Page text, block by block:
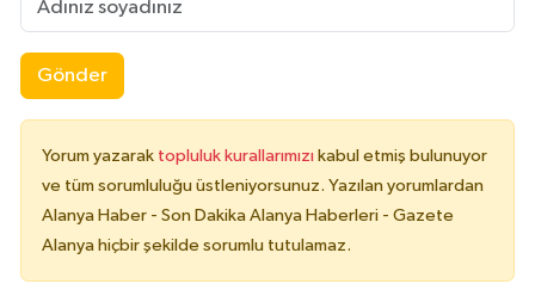
Gönder
Yorum yazarak topluluk kurallarımızı kabul etmiş bulunuyor
ve tüm sorumluluğu üstleniyorsunuz. Yazılan yorumlardan
Alanya Haber - Son Dakika Alanya Haberleri - Gazete
Alanya hiçbir şekilde sorumlu tutulamaz.